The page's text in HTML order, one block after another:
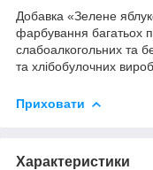
Добавка «Зелене
фарбування багатьох
слабоалкогольних та
та хлібобулочних
Приховати
Характеристики